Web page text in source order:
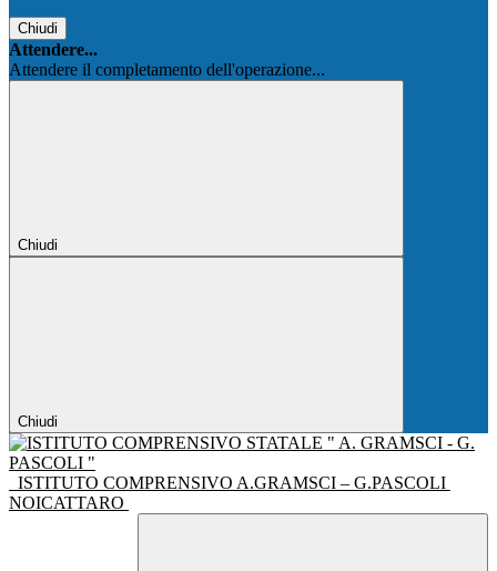
Chiudi
Attendere...
Attendere il completamento dell'operazione...
Chiudi
Chiudi
ISTITUTO COMPRENSIVO A.GRAMSCI – G.PASCOLI
NOICATTARO